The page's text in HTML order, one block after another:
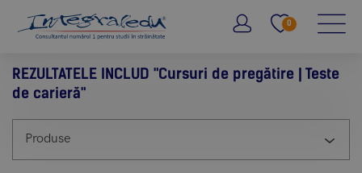
0
REZULTATELE INCLUD "Cursuri de pregătire | Teste
de carieră"
Produse